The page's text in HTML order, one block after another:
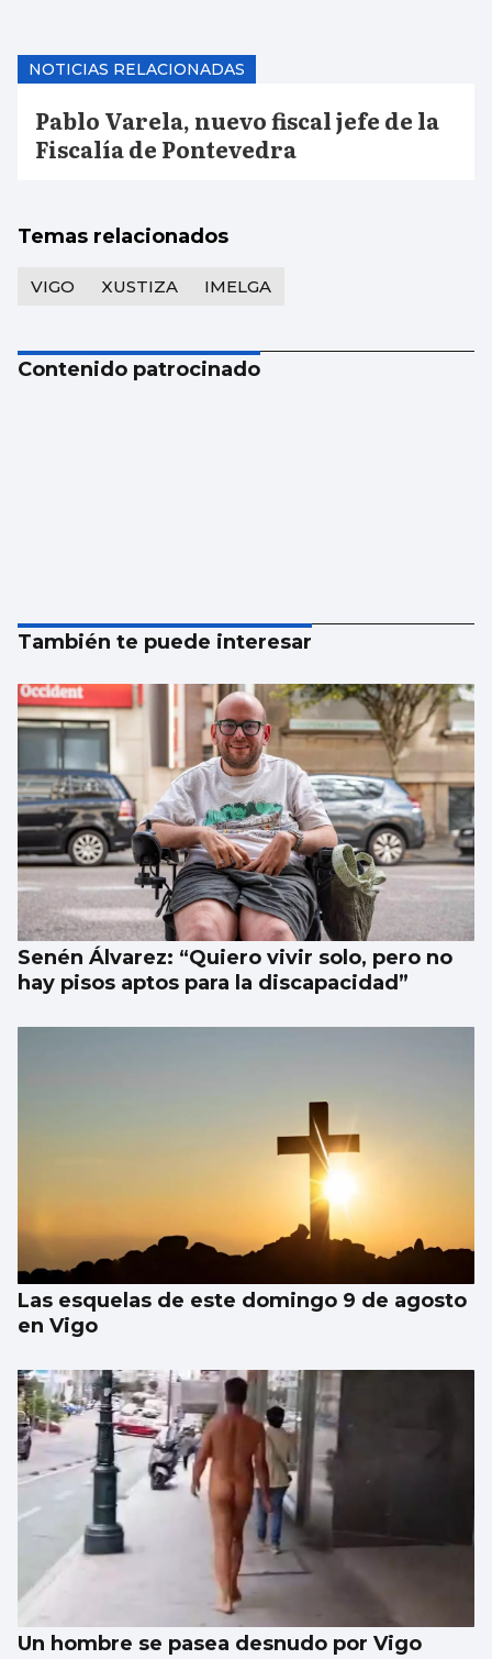
NOTICIAS RELACIONADAS
Pablo Varela, nuevo fiscal jefe de la
Fiscalía de Pontevedra
Temas relacionados
VIGO XUSTIZA IMELGA
Contenido patrocinado
También te puede interesar
Senén Álvarez: “Quiero vivir solo, pero no
hay pisos aptos para la discapacidad”
Las esquelas de este domingo 9 de agosto
en Vigo
Un hombre se pasea desnudo por Vigo